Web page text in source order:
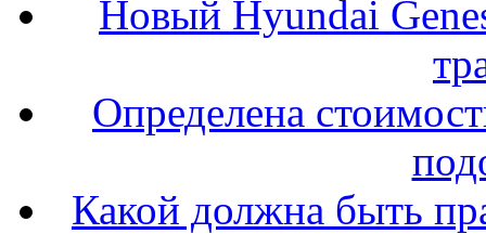
Новый Hyundai
Определена
Какой должна быть